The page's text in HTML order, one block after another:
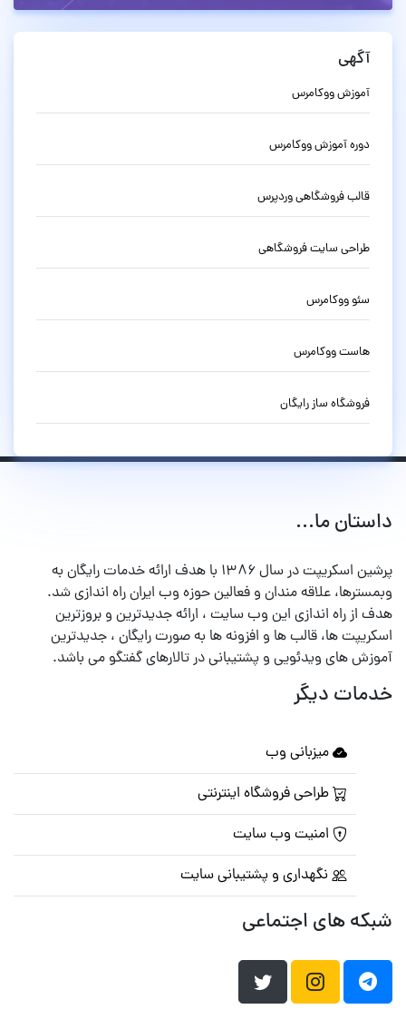
آگهی
آموزش ووکامرس
دوره آموزش ووکامرس
قالب فروشگاهی وردپرس
طراحی سایت فروشگاهی
سئو ووکامرس
هاست ووکامرس
فروشگاه ساز رایگان
داستان ما...
پرشین اسکریپت در سال ۱۳۸۶ با هدف ارائه خدمات رایگان به
وبمسترها، علاقه مندان و فعالین حوزه وب ایران راه اندازی شد.
هدف از راه اندازی این وب سایت ، ارائه جدیدترین و بروزترین
اسکریپت ها، قالب ها و افزونه ها به صورت رایگان ، جدیدترین
آموزش های ویدئویی و پشتیبانی در تالارهای گفتگو می باشد.
خدمات دیگر
میزبانی وب
طراحی فروشگاه اینترنتی
امنیت وب سایت
نگهداری و پشتیبانی سایت
شبکه های اجتماعی